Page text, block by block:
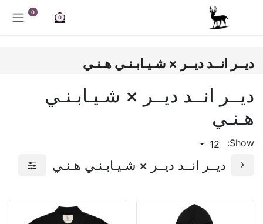
تخطي للذهاب إلى المحتوى
0
0
ديــر انــد ديــر × شـيـابـنـي هـنـي
ديــر انــد ديــر × شـيـابـنـي
هـنـي
Show:
12
ديــر انــد ديــر × شـيـابـنـي هـنـي